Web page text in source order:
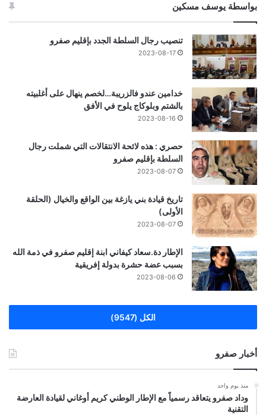
بواسطة يوسف مسكين
تنصيب رجال السلطة الجدد بإقليم صفرو
2023-08-17
خدامين عندو فالزريبة…لخصم ينهال على أغلبيته
بالشتم وبلوكاج يلوح في الأفق
2023-08-16
حصري : هذه لائحة الانتقالات التي شملت رجال
السلطة بإقليم صفرو
2023-08-07
تاريخ قيادة بني يازغة بين الواقع والخيال (الحلقة
الأولى)
2023-08-07
الإطار دة.سعاد كيفاني ابنة إقليم صفرو في ذمة الله
بسبب عضة حشرة بدولة إفريقية
2023-08-06
الكل (9547)
أخبار صفرو
منذ يوم واحد
وداد صفرو يتعاقد رسمياً مع الإطار الوطني كريم أوغاني لقيادة العارضة
التقنية